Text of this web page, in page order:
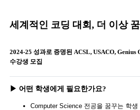
세계적인 코딩 대회, 더 이상
2024-25 성과로 증명된 ACSL, USACO,
수강생 모집
▶ 어떤 학생에게 필요한가요?
Computer Science 전공을 꿈꾸는 학생